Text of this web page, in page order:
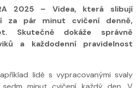
2025 – Videa, která slibují
za pár minut cvičení denně,
Skutečně dokáže správně
a každodenní pravidelnost
lidé s vypracovanými svaly